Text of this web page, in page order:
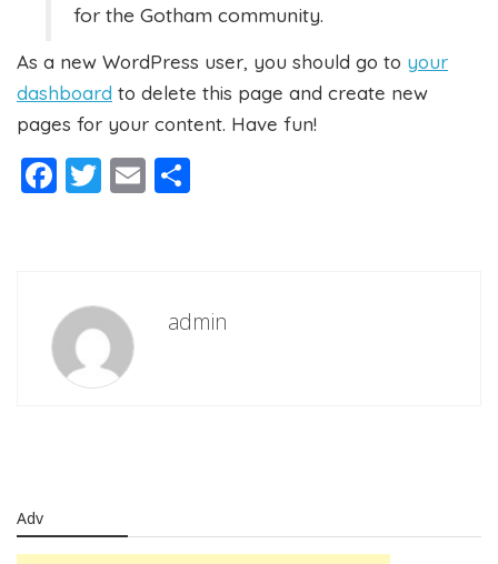
for the Gotham community.
As a new WordPress user, you should go to your
dashboard to delete this page and create new
pages for your content. Have fun!
Facebook
Twitter
Email
admin
Adv